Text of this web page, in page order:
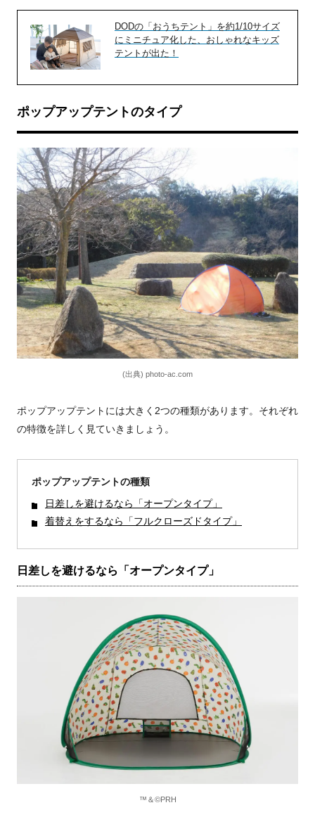
DODの「おうちテント」を約1/10サイズ
にミニチュア化した、おしゃれなキッズ
テントが出た！
ポップアップテントのタイプ
(出典) photo-ac.com
ポップアップテントには大きく2つの種類があります。それぞれ
の特徴を詳しく見ていきましょう。
ポップアップテントの種類
日差しを避けるなら「オープンタイプ」
着替えをするなら「フルクローズドタイプ」
日差しを避けるなら「オープンタイプ」
™＆©PRH